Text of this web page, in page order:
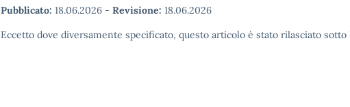
Pubblicato: 18.06.2026 - Revisione: 18.06.2026
Eccetto dove diversamente specificato, questo articolo è stato rilasciato